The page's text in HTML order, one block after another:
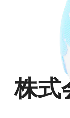
株式